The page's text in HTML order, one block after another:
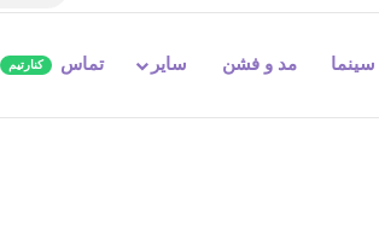
سینما مد و فشن سایر تماس کنارتیم